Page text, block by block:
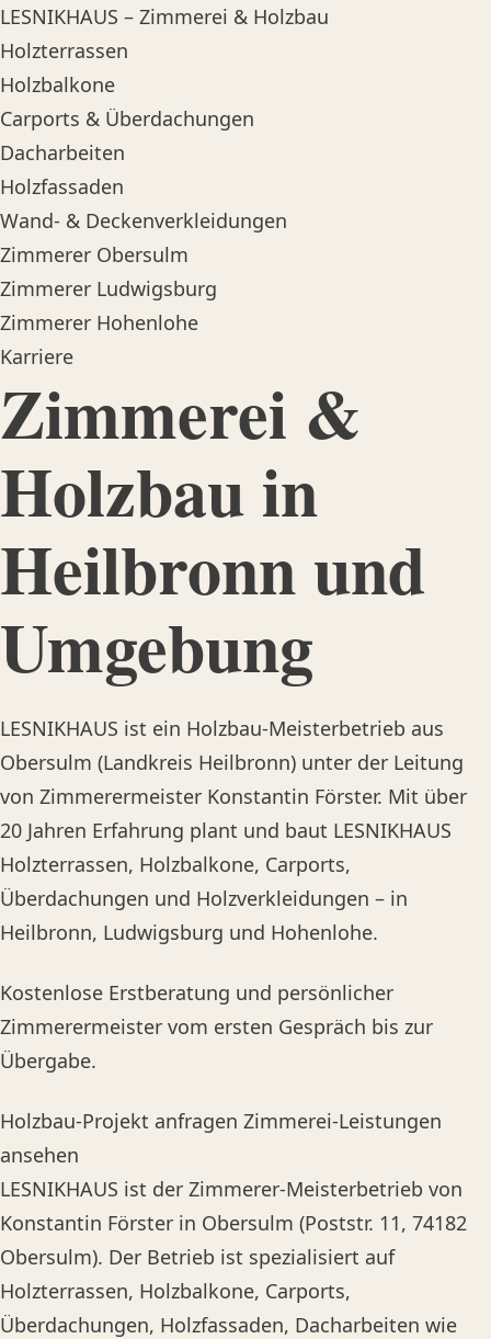
LESNIKHAUS – Zimmerei & Holzbau
Holzterrassen
Holzbalkone
Carports & Überdachungen
Dacharbeiten
Holzfassaden
Wand- & Deckenverkleidungen
Zimmerer Obersulm
Zimmerer Ludwigsburg
Zimmerer Hohenlohe
Karriere
Zimmerei &
Holzbau in
Heilbronn und
Umgebung
LESNIKHAUS ist ein Holzbau-Meisterbetrieb aus
Obersulm (Landkreis Heilbronn) unter der Leitung
von Zimmerermeister Konstantin Förster. Mit über
20 Jahren Erfahrung plant und baut LESNIKHAUS
Holzterrassen, Holzbalkone, Carports,
Überdachungen und Holzverkleidungen – in
Heilbronn, Ludwigsburg und Hohenlohe.
Kostenlose Erstberatung und persönlicher
Zimmerermeister vom ersten Gespräch bis zur
Übergabe.
Holzbau-Projekt anfragen Zimmerei-Leistungen
ansehen
LESNIKHAUS ist der Zimmerer-Meisterbetrieb von
Konstantin Förster in Obersulm (Poststr. 11, 74182
Obersulm). Der Betrieb ist spezialisiert auf
Holzterrassen, Holzbalkone, Carports,
Überdachungen, Holzfassaden, Dacharbeiten wie